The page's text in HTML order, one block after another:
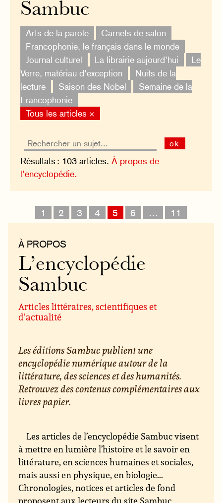
Sambuc
Arts de la parole
Carnets de salon
Francophonie, le français dans le monde
Journal culturel
La librairie aujourd’hui
Le
Verre, matériau d'exception
Nuits de la
lecture
Saison des Nobel
Semaine de la
Francophonie
Tous les articles ×
ok
Résultats : 103 articles.À propos de
l’encyclopédie.
1 2 3 4 5 6 11
À PROPOS
L’encyclopédie
Sambuc
Articles littéraires, scientifiques et
d’actualité
Les éditions Sambuc publient une
encyclopédie numérique autour de la
littérature, des sciences et des humanités.
Retrouvez des contenus complémentaires aux
livres papier.
Les articles de l’encyclopédie Sambuc visent
à mettre en lumière l’histoire et le savoir en
littérature, en sciences humaines et sociales,
mais aussi en physique, en biologie...
Chronologies, notices et articles de fond
proposent aux lecteurs du site Sambuc